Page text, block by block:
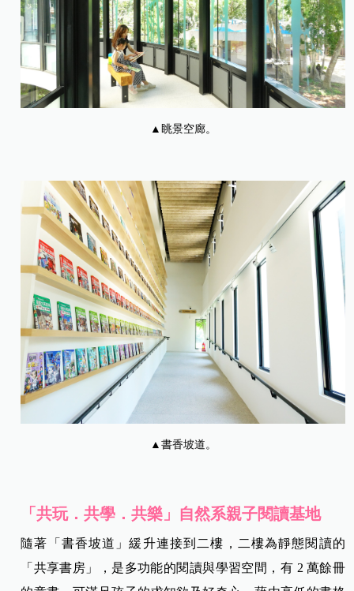
▲眺景空廊。
▲書香坡道。
「共玩．共學．共樂」自然系親子閱讀基地
隨著「書香坡道」緩升連接到二樓，二樓為靜態閱讀的
「共享書房」，是多功能的閱讀與學習空間，有 2 萬餘冊